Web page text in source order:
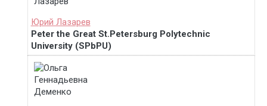
Юрий Лазарев
Peter the Great St.Petersburg Polytechnic
University (SPbPU)